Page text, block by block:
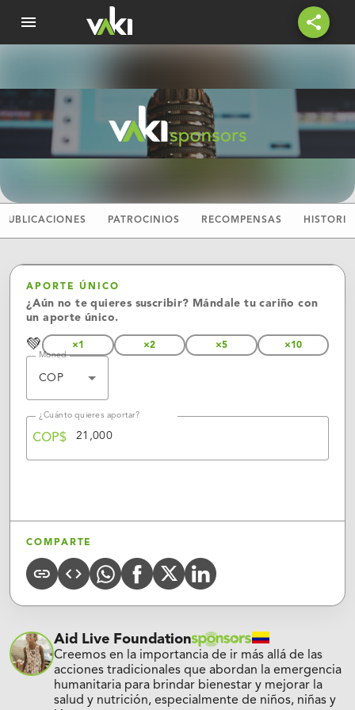
menu share
PUBLICACIONES PATROCINIOS RECOMPENSAS HISTORIA
APORTE ÚNICO
¿Aún no te quieres suscribir? Mándale tu cariño con
un aporte único.
💚 ×1 ×2 ×5 ×10
Moneda
COP
¿Cuánto quieres aportar?
COP$
COMPARTE
COPY
URL
CODE
Whatsapp
FACEBOOK
X
(Twitter)
Linkedin
Aid Live Foundation
Creemos en la importancia de ir más allá de las
acciones tradicionales que abordan la emergencia
humanitaria para brindar bienestar y mejorar la
salud y nutrición, especialmente de niños, niñas y